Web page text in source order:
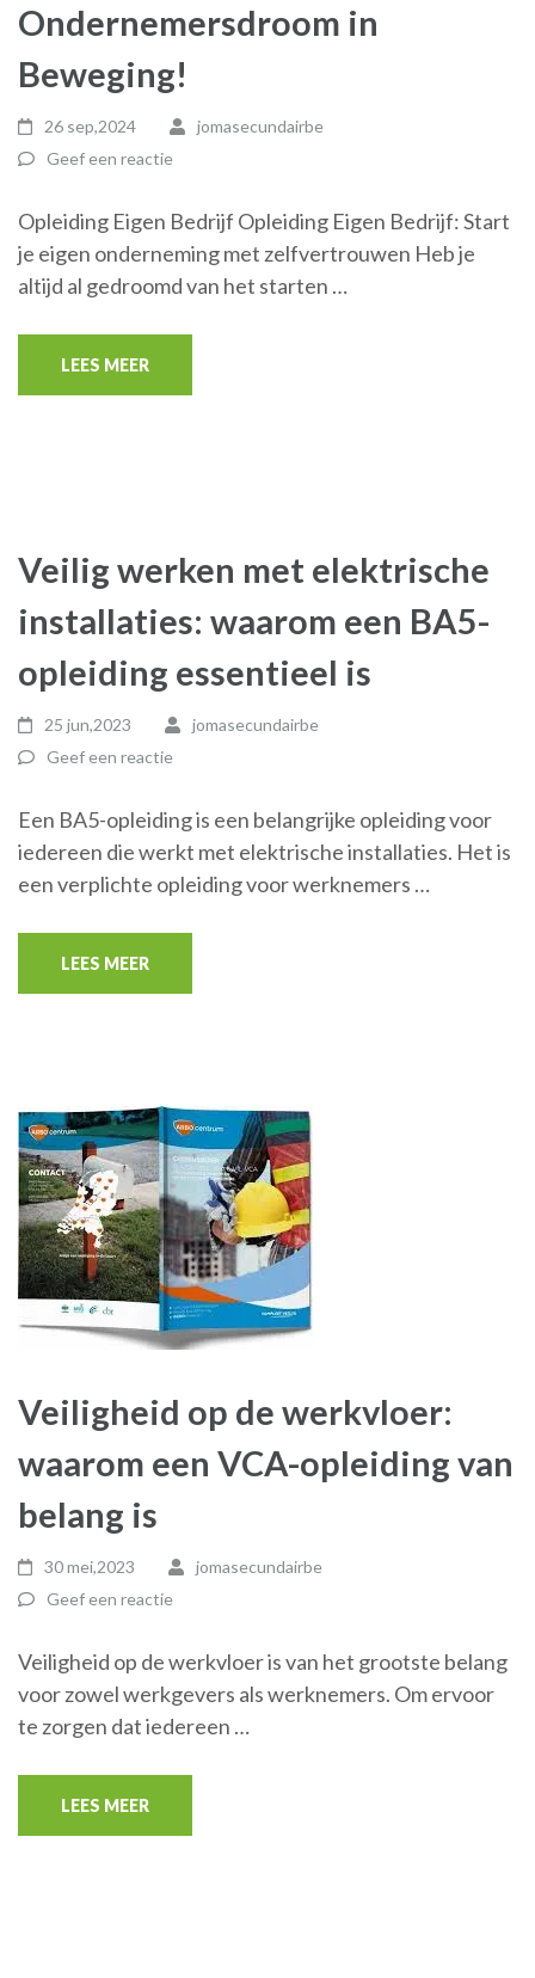
Ondernemersdroom in
Beweging!
26 sep,2024
jomasecundairbe
Geef een reactie
Opleiding Eigen Bedrijf Opleiding Eigen Bedrijf: Start
je eigen onderneming met zelfvertrouwen Heb je
altijd al gedroomd van het starten …
LEES MEER
Veilig werken met elektrische
installaties: waarom een BA5-
opleiding essentieel is
25 jun,2023
jomasecundairbe
Geef een reactie
Een BA5-opleiding is een belangrijke opleiding voor
iedereen die werkt met elektrische installaties. Het is
een verplichte opleiding voor werknemers …
LEES MEER
Veiligheid op de werkvloer:
waarom een VCA-opleiding van
belang is
30 mei,2023
jomasecundairbe
Geef een reactie
Veiligheid op de werkvloer is van het grootste belang
voor zowel werkgevers als werknemers. Om ervoor
te zorgen dat iedereen …
LEES MEER